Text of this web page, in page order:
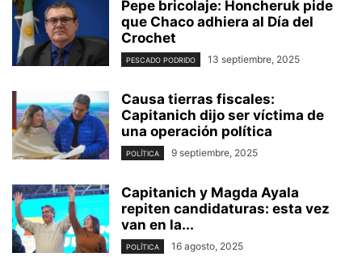
Pepe bricolaje: Honcheruk pide
que Chaco adhiera al Día del
Crochet
PESCADO PODRIDO 13 septiembre, 2025
Causa tierras fiscales:
Capitanich dijo ser víctima de
una operación política
POLÍTICA 9 septiembre, 2025
Capitanich y Magda Ayala
repiten candidaturas: esta vez
van en la...
POLÍTICA 16 agosto, 2025